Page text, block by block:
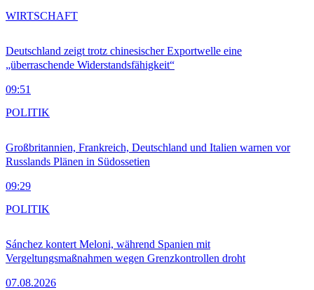
Deutschland zeigt trotz chinesischer Exportwelle eine
„überraschende Widerstandsfähigkeit“
09:51
WIRTSCHAFT
Großbritannien, Frankreich, Deutschland und Italien warnen vor
Russlands Plänen in Südossetien
09:29
POLITIK
Sánchez kontert Meloni, während Spanien mit
Vergeltungsmaßnahmen wegen Grenzkontrollen droht
07.08.2026
POLITIK